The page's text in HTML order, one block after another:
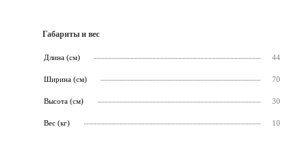
Габариты и вес
Длина (см) 44
Ширина (см) 70
Высота (см) 30
Вес (кг) 10